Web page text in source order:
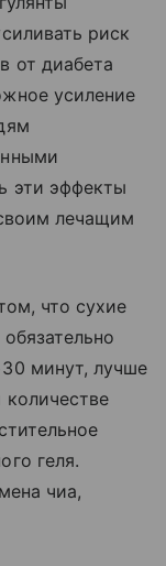
риск
от диабета
усиление
эти эффекты
лечащим
что сухие
минут, лучше
количестве
геля.
чиа,